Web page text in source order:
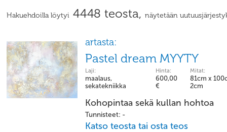
Hakuehdoilla löytyi 4448 teosta, näytetään
artasta:
Pastel dream MYYTY
Laji:
maalaus,
sekatekniikka
Hinta:
600,00
€
Mitat:
81cm x
2cm
Kohopintaa sekä kullan hohtoa
Tunnisteet: -
Katso teosta tai osta teos